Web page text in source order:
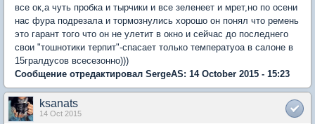
все ок,а чуть пробка и тырчики и все зеленеет и мрет,но по осени
нас фура подрезала и тормознулись хорошо он понял что ремень
это гарант того что он не улетит в окно и сейчас до последнего
свои "тошнотики терпит"-спасает только температуоа в салоне в
15гралдусов всесезонно)))
Сообщение отредактировал SergeAS: 14 October 2015 - 15:23
ksanats
14 Oct 2015